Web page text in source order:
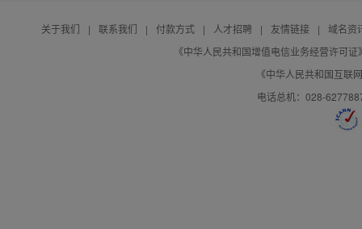
关于我们 | 联系我们 | 付款方式 | 人才招聘 | 友情链接 |
域名资
《中华人民共和国增值电信业务经营许可
《中华人民共和国互联
电话总机：028-